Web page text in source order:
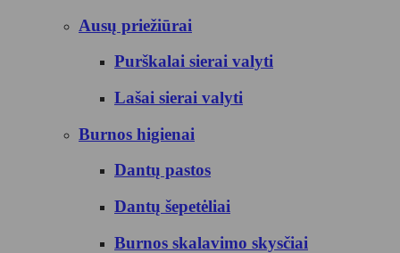
Ausų priežiūrai
Purškalai sierai valyti
Lašai sierai valyti
Burnos higienai
Dantų pastos
Dantų šepetėliai
Burnos skalavimo skysčiai